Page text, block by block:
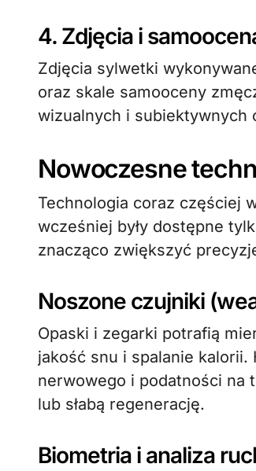
4. Zdjęcia i
Zdjęcia sylwetki
oraz skale samooceny
wizualnych i subiektywnych
Nowoczesne
Technologia coraz częściej
wcześniej były dostępne
znacząco zwiększyć
Noszone czujniki
Opaski i zegarki potrafią
jakość snu i spalanie kalorii.
nerwowego i podatności na
lub słabą regenerację.
Biometria i analiza